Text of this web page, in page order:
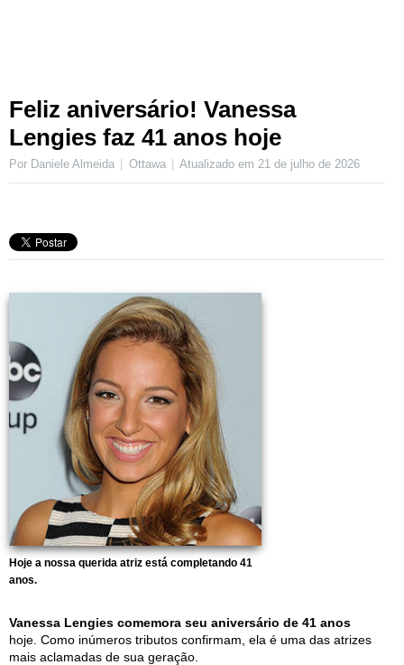
Feliz aniversário! Vanessa
Lengies faz 41 anos hoje
Por Daniele Almeida Ottawa Atualizado em21 de julho de 2026
Hoje a nossa querida atriz está completando 41
anos.
Vanessa Lengies comemora seu aniversário de 41 anos
hoje. Como inúmeros tributos confirmam, ela é uma das atrizes
mais aclamadas de sua geração.